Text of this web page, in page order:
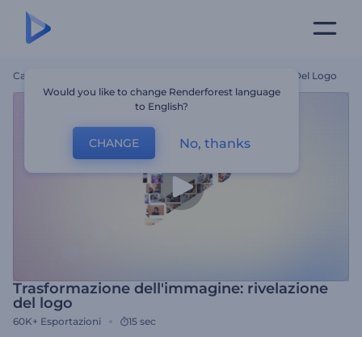
Casa Trasformazione Dell'immagine: Rivelazione Del Logo
Trasformazione dell'immagine: rivelazione
del logo
60K+ Esportazioni 15 sec
Would you like to change Renderforest language
to English?
CHANGE No, thanks